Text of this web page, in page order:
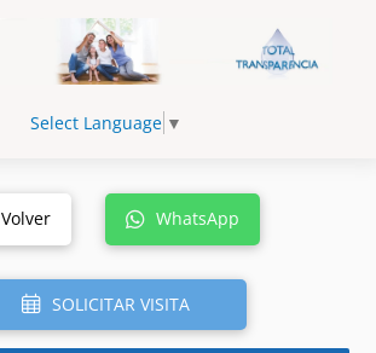
Select Language ▼
Volver WhatsApp
SOLICITAR VISITA